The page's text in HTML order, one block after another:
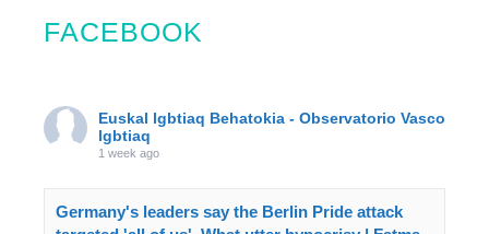
FACEBOOK
Euskal lgbtiaq Behatokia - Observatorio Vasco
lgbtiaq
1 week ago
Germany's leaders say the Berlin Pride attack